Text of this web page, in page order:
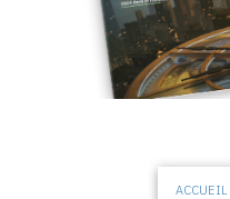
ACCUEIL